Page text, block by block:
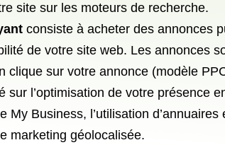
site sur les moteurs de recherche.
consiste à acheter des annonces
de votre site web. Les annonces
clique sur votre annonce (modèle
sur l’optimisation de votre présence
Business, l’utilisation
marketing géolocalisée.